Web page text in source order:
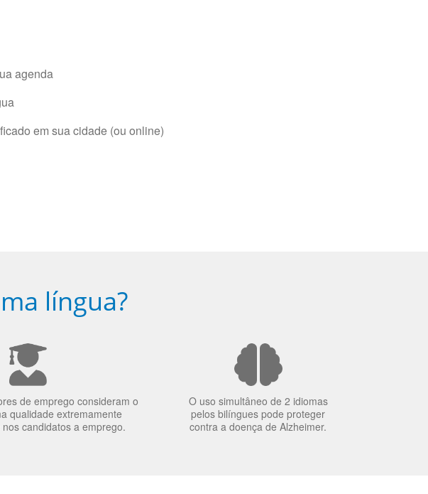
agenda
em sua cidade (ou online)
língua?
de emprego consideram o
qualidade extremamente
candidatos a emprego.
O uso simultâneo de 2 idiomas
pelos bilíngues pode proteger
contra a doença de Alzheimer.